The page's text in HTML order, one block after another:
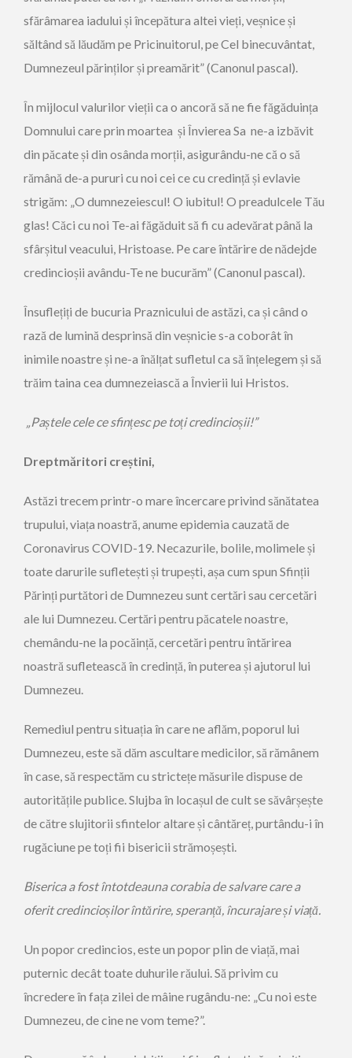
sfărâmarea iadului și începătura altei vieți, veșnice și
săltând să lăudăm pe Pricinuitorul, pe Cel binecuvântat,
Dumnezeul părinților și preamărit” (Canonul pascal).
În mijlocul valurilor vieții ca o ancoră să ne fie făgăduința
Domnului care prin moartea și Învierea Sa ne-a izbăvit
din păcate și din osânda morții, asigurându-ne că o să
rămână de-a pururi cu noi cei ce cu credință și evlavie
strigăm: „O dumnezeiescul! O iubitul! O preadulcele Tău
glas! Căci cu noi Te-ai făgăduit să fi cu adevărat până la
sfârșitul veacului, Hristoase. Pe care întărire de nădejde
credincioșii avându-Te ne bucurăm” (Canonul pascal).
Însuflețiți de bucuria Praznicului de astăzi, ca și când o
rază de lumină desprinsă din veșnicie s-a coborât în
inimile noastre și ne-a înălțat sufletul ca să înțelegem și să
trăim taina cea dumnezeiască a Învierii lui Hristos.
„Paștele cele ce sfințesc pe toți credincioșii!”
Dreptmăritori creștini,
Astăzi trecem printr-o mare încercare privind sănătatea
trupului, viața noastră, anume epidemia cauzată de
Coronavirus COVID-19. Necazurile, bolile, molimele și
toate darurile sufletești și trupești, așa cum spun Sfinții
Părinți purtători de Dumnezeu sunt certări sau cercetări
ale lui Dumnezeu. Certări pentru păcatele noastre,
chemându-ne la pocăință, cercetări pentru întărirea
noastră sufletească în credință, în puterea și ajutorul lui
Dumnezeu.
Remediul pentru situația în care ne aflăm, poporul lui
Dumnezeu, este să dăm ascultare medicilor, să rămânem
în case, să respectăm cu strictețe măsurile dispuse de
autoritățile publice. Slujba în locașul de cult se săvârșește
de către slujitorii sfintelor altare și cântăreț, purtându-i în
rugăciune pe toți fii bisericii strămoșești.
Biserica a fost întotdeaunacorabia de salvare care a
oferit credincioșilor întărire, speranță, încurajare și viață.
Un popor credincios, este un popor plin de viață, mai
puternic decât toate duhurile răului. Să privim cu
încredere în fața zilei de mâine rugându-ne: „Cu noi este
Dumnezeu, de cine ne vom teme?”.